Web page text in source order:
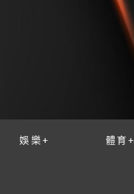
娛樂+ 體育+